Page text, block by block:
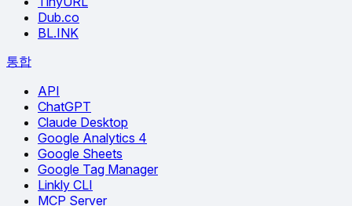
Dub.co
BL.INK
통합
API
ChatGPT
Claude Desktop
Google Analytics 4
Google Sheets
Google Tag Manager
Linkly CLI
MCP Server